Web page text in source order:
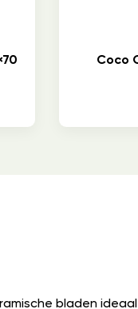
Coco
bladen